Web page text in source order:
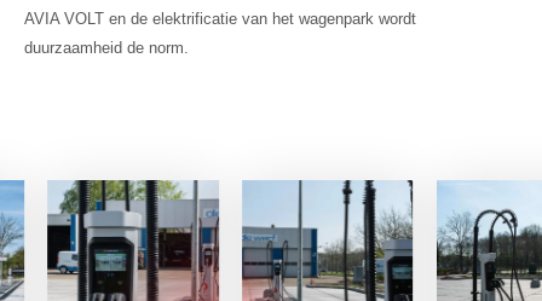
AVIA VOLT en de elektrificatie van het wagenpark wordt
duurzaamheid de norm.